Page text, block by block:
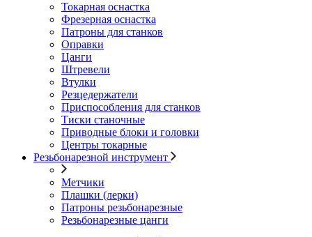
Токарная оснастка
Фрезерная оснастка
Патроны для станков
Оправки
Цанги
Штревели
Втулки
Резцедержатели
Приспособления для станков
Тиски станочные
Приводные блоки и головки
Центры токарные
Резьбонарезной инструмент
Метчики
Плашки (лерки)
Патроны резьбонарезные
Резьбонарезные цанги